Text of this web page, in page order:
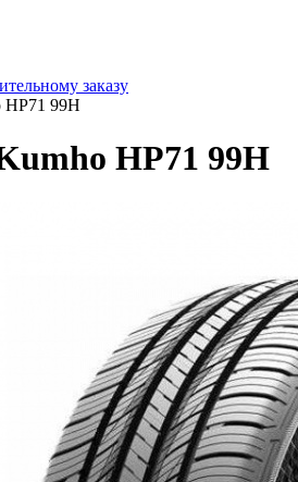
заказу
HP71 99H
HP71 99H